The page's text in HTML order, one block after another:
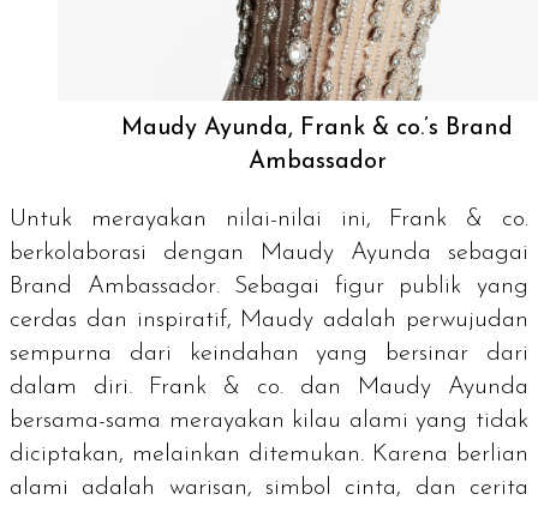
Maudy Ayunda, Frank & co.’s Brand
Ambassador
Untuk merayakan nilai-nilai ini, Frank & co.
berkolaborasi dengan Maudy Ayunda sebagai
Brand Ambassador. Sebagai figur publik yang
cerdas dan inspiratif, Maudy adalah perwujudan
sempurna dari keindahan yang bersinar dari
dalam diri. Frank & co. dan Maudy Ayunda
bersama-sama merayakan kilau alami yang tidak
diciptakan, melainkan ditemukan. Karena berlian
alami adalah warisan, simbol cinta, dan cerita